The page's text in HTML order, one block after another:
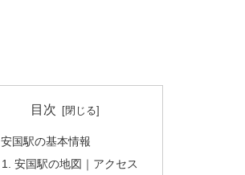
目次
安国駅の基本情報
安国駅の地図｜アクセス